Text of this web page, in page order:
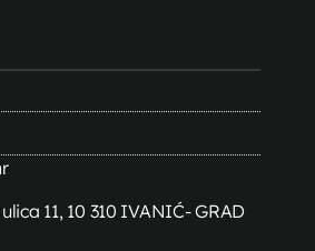
11, 10 310 IVANIĆ- GRAD